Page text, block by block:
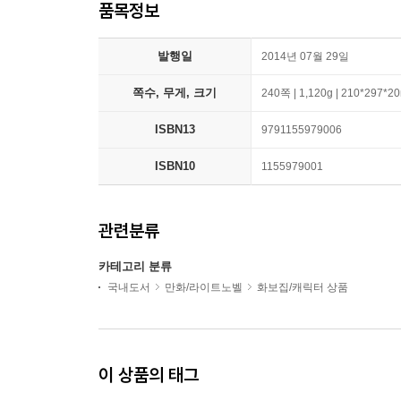
품목정보
발행일 2014년 07월 29일
쪽수, 무게, 크기 240쪽 | 1,120g |
ISBN13 9791155979006
ISBN10 1155979001
관련분류
카테고리 분류
국내도서 만화/라이트노벨 화보집/캐릭터 상품
이 상품의 태그